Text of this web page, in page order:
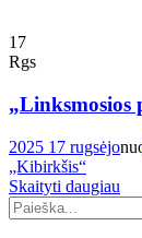
17
Rgs
„Linksmosios
2025 17 rugsėjo
„Kibirkšis“
Skaityti daugiau